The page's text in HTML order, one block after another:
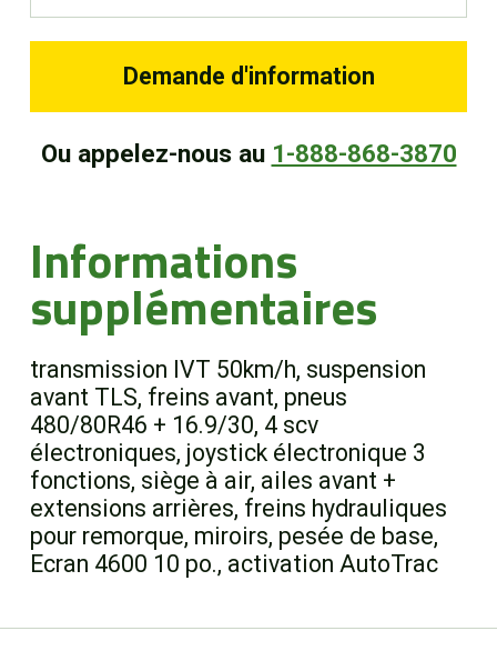
Demande d'information
Ou appelez-nous au 1-888-868-3870
Informations
supplémentaires
transmission IVT 50km/h, suspension
avant TLS, freins avant, pneus
480/80R46 + 16.9/30, 4 scv
électroniques, joystick électronique 3
fonctions, siège à air, ailes avant +
extensions arrières, freins hydrauliques
pour remorque, miroirs, pesée de base,
Ecran 4600 10 po., activation AutoTrac